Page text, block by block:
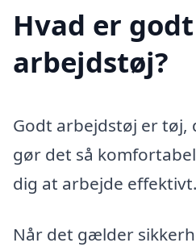
Hvad er godt
arbejdstøj?
Godt arbejdstøj er tøj,
gør det så
dig at arbejde effektivt.
Når det gælder